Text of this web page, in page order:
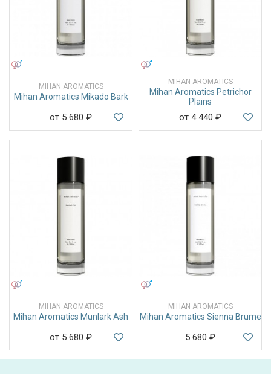
MIHAN AROMATICS
Mihan Aromatics Mikado Bark
от 5 680 ₽
MIHAN AROMATICS
Mihan Aromatics Petrichor
Plains
от 4 440 ₽
MIHAN AROMATICS
Mihan Aromatics Munlark Ash
от 5 680 ₽
MIHAN AROMATICS
Mihan Aromatics Sienna Brume
5 680 ₽